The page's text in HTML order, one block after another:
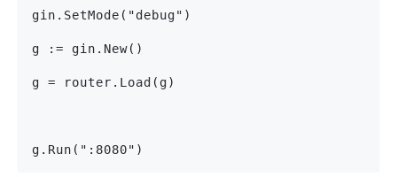
gin.SetMode("debug")
g := gin.New()
g = router.Load(g)
g.Run(":8080")